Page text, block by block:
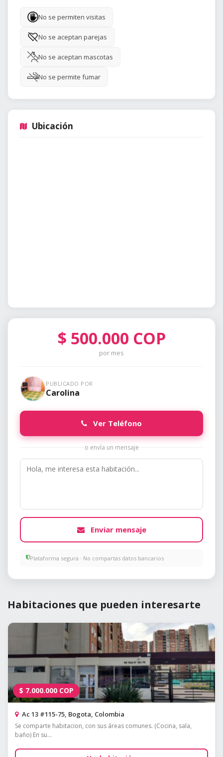
No se permiten visitas
No se aceptan parejas
No se aceptan mascotas
No se permite fumar
Ubicación
$ 500.000 COP
por mes
PUBLICADO POR
Carolina
Ver Teléfono
o envía un mensaje
Enviar mensaje
Plataforma segura · No compartas datos bancarios
Habitaciones que pueden interesarte
$ 7.000.000 COP
Ac 13 #115-75, Bogota, Colombia
Se comparte habitacion, con sus áreas comunes. (Cocina, sala,
baño) En su...